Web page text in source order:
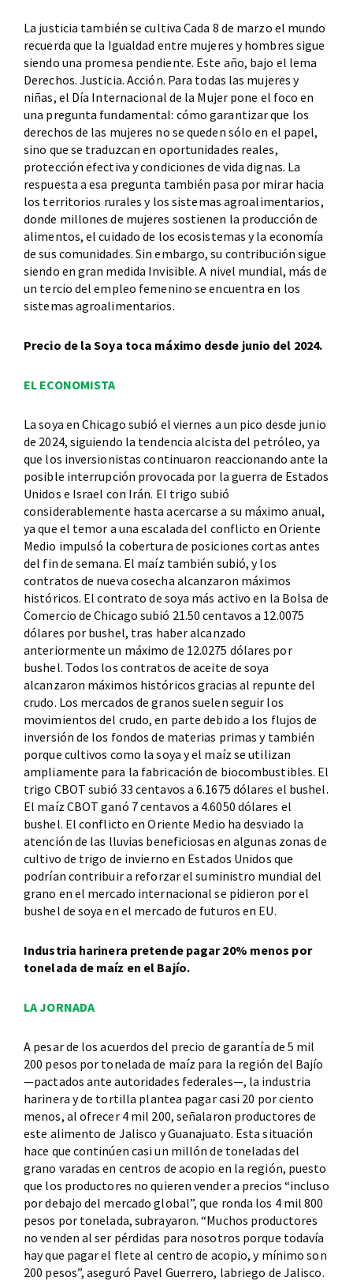
La justicia también se cultiva Cada 8 de marzo el mundo
recuerda que la Igualdad entre mujeres y hombres sigue
siendo una promesa pendiente. Este año, bajo el lema
Derechos. Justicia. Acción. Para todas las mujeres y
niñas, el Día Internacional de la Mujer pone el foco en
una pregunta fundamental: cómo garantizar que los
derechos de las mujeres no se queden sólo en el papel,
sino que se traduzcan en oportunidades reales,
protección efectiva y condiciones de vida dignas. La
respuesta a esa pregunta también pasa por mirar hacia
los territorios rurales y los sistemas agroalimentarios,
donde millones de mujeres sostienen la producción de
alimentos, el cuidado de los ecosistemas y la economía
de sus comunidades. Sin embargo, su contribución sigue
siendo en gran medida Invisible. A nivel mundial, más de
un tercio del empleo femenino se encuentra en los
sistemas agroalimentarios.
Precio de la Soya toca máximo desde junio del 2024.
EL ECONOMISTA
La soya en Chicago subió el viernes a un pico desde junio
de 2024, siguiendo la tendencia alcista del petróleo, ya
que los inversionistas continuaron reaccionando ante la
posible interrupción provocada por la guerra de Estados
Unidos e Israel con Irán. El trigo subió
considerablemente hasta acercarse a su máximo anual,
ya que el temor a una escalada del conflicto en Oriente
Medio impulsó la cobertura de posiciones cortas antes
del fin de semana. El maíz también subió, y los
contratos de nueva cosecha alcanzaron máximos
históricos. El contrato de soya más activo en la Bolsa de
Comercio de Chicago subió 21.50 centavos a 12.0075
dólares por bushel, tras haber alcanzado
anteriormente un máximo de 12.0275 dólares por
bushel. Todos los contratos de aceite de soya
alcanzaron máximos históricos gracias al repunte del
crudo. Los mercados de granos suelen seguir los
movimientos del crudo, en parte debido a los flujos de
inversión de los fondos de materias primas y también
porque cultivos como la soya y el maíz se utilizan
ampliamente para la fabricación de biocombustibles. El
trigo CBOT subió 33 centavos a 6.1675 dólares el bushel.
El maíz CBOT ganó 7 centavos a 4.6050 dólares el
bushel. El conflicto en Oriente Medio ha desviado la
atención de las lluvias beneficiosas en algunas zonas de
cultivo de trigo de invierno en Estados Unidos que
podrían contribuir a reforzar el suministro mundial del
grano en el mercado internacional se pidieron por el
bushel de soya en el mercado de futuros en EU.
Industria harinera pretende pagar 20% menos por
tonelada de maíz en el Bajío.
LA JORNADA
A pesar de los acuerdos del precio de garantía de 5 mil
200 pesos por tonelada de maíz para la región del Bajío
—pactados ante autoridades federales—, la industria
harinera y de tortilla plantea pagar casi 20 por ciento
menos, al ofrecer 4 mil 200, señalaron productores de
este alimento de Jalisco y Guanajuato. Esta situación
hace que continúen casi un millón de toneladas del
grano varadas en centros de acopio en la región, puesto
que los productores no quieren vender a precios “incluso
por debajo del mercado global”, que ronda los 4 mil 800
pesos por tonelada, subrayaron. “Muchos productores
no venden al ser pérdidas para nosotros porque todavía
hay que pagar el flete al centro de acopio, y mínimo son
200 pesos”, aseguró Pavel Guerrero, labriego de Jalisco.